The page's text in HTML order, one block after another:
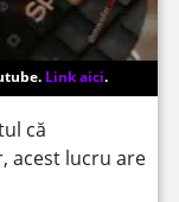
Link aici.
că
acest lucru are